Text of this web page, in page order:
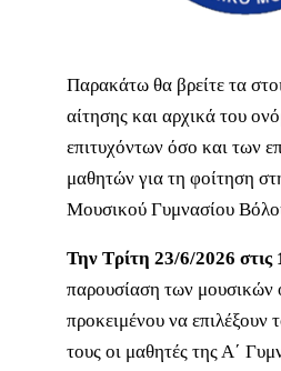
Παρακάτω θα βρείτε τα
αίτησης και αρχικά του
επιτυχόντων όσο και των
μαθητών για τη φοίτηση
Μουσικού Γυμνασίου
Την Τρίτη 23/6/2026 στις
παρουσίαση των μουσικών
προκειμένου να επιλέξουν
τους οι μαθητές της Α΄